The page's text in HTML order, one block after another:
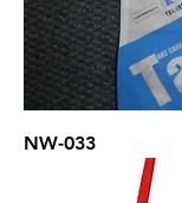
NW-033